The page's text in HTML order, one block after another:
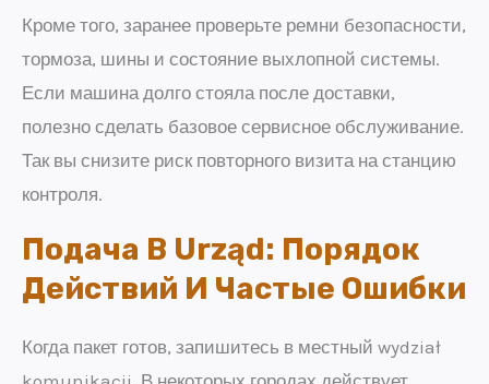
Кроме того, заранее проверьте ремни безопасности,
тормоза, шины и состояние выхлопной системы.
Если машина долго стояла после доставки,
полезно сделать базовое сервисное обслуживание.
Так вы снизите риск повторного визита на станцию
контроля.
Подача В Urząd: Порядок
Действий И Частые Ошибки
Когда пакет готов, запишитесь в местный wydział